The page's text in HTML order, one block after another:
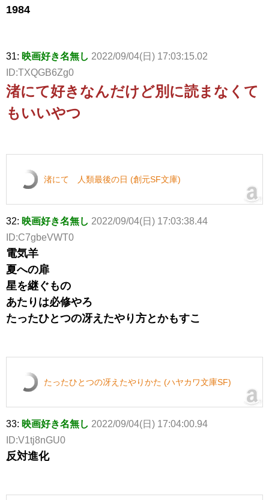
1984
31: 映画好き名無し 2022/09/04(日) 17:03:15.02
ID:TXQGB6Zg0
渚にて好きなんだけど別に読まなくて
もいいやつ
渚にて 人類最後の日 (創元SF文庫)
32: 映画好き名無し 2022/09/04(日) 17:03:38.44
ID:C7gbeVWT0
電気羊
夏への扉
星を継ぐもの
あたりは必修やろ
たったひとつの冴えたやり方とかもすこ
たったひとつの冴えたやりかた (ハヤカワ文庫SF)
33: 映画好き名無し 2022/09/04(日) 17:04:00.94
ID:V1tj8nGU0
反対進化